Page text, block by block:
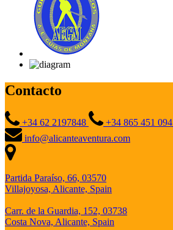
Contacto
+34 62 2197848 +34 865 451 094
info@alicanteaventura.com
Partida Paraíso, 66, 03570
Villajoyosa, Alicante, Spain
Carr. de la Guardia, 152, 03738
Costa Nova, Alicante, Spain